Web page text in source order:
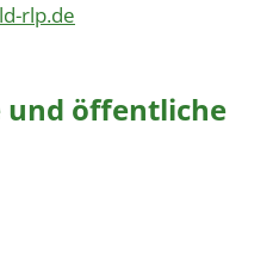
rlp.de
und öffentliche